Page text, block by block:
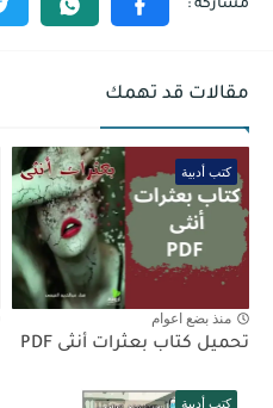
مقالات قد تهمك
كتب أدبية
منذ بضع اعوام
تحميل كتاب بعثرات أنثى PDF
كتب أدبية